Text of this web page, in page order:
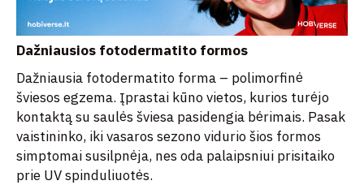
Dažniausios fotodermatito formos
Dažniausia fotodermatito forma – polimorfinė
šviesos egzema. Įprastai kūno vietos, kurios turėjo
kontaktą su saulės šviesa pasidengia bėrimais. Pasak
vaistininko, iki vasaros sezono vidurio šios formos
simptomai susilpnėja, nes oda palaipsniui prisitaiko
prie UV spinduliuotės.